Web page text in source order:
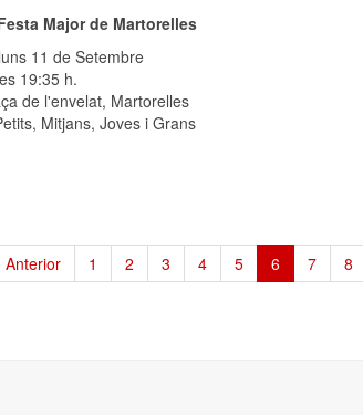
Major de Martorelles
11 de Setembre
19:35 h.
de l'envelat, Martorelles
Mitjans, Joves i Grans
Anterior 1 2 3 4 5 6 7 8